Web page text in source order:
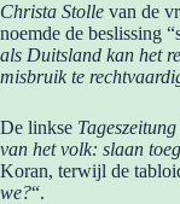
Christa Stolle van de
noemde de beslissing
als Duitsland kan het
misbruik te
De linkse Tageszeitung
van het volk: slaan
Koran, terwijl de
we?“.